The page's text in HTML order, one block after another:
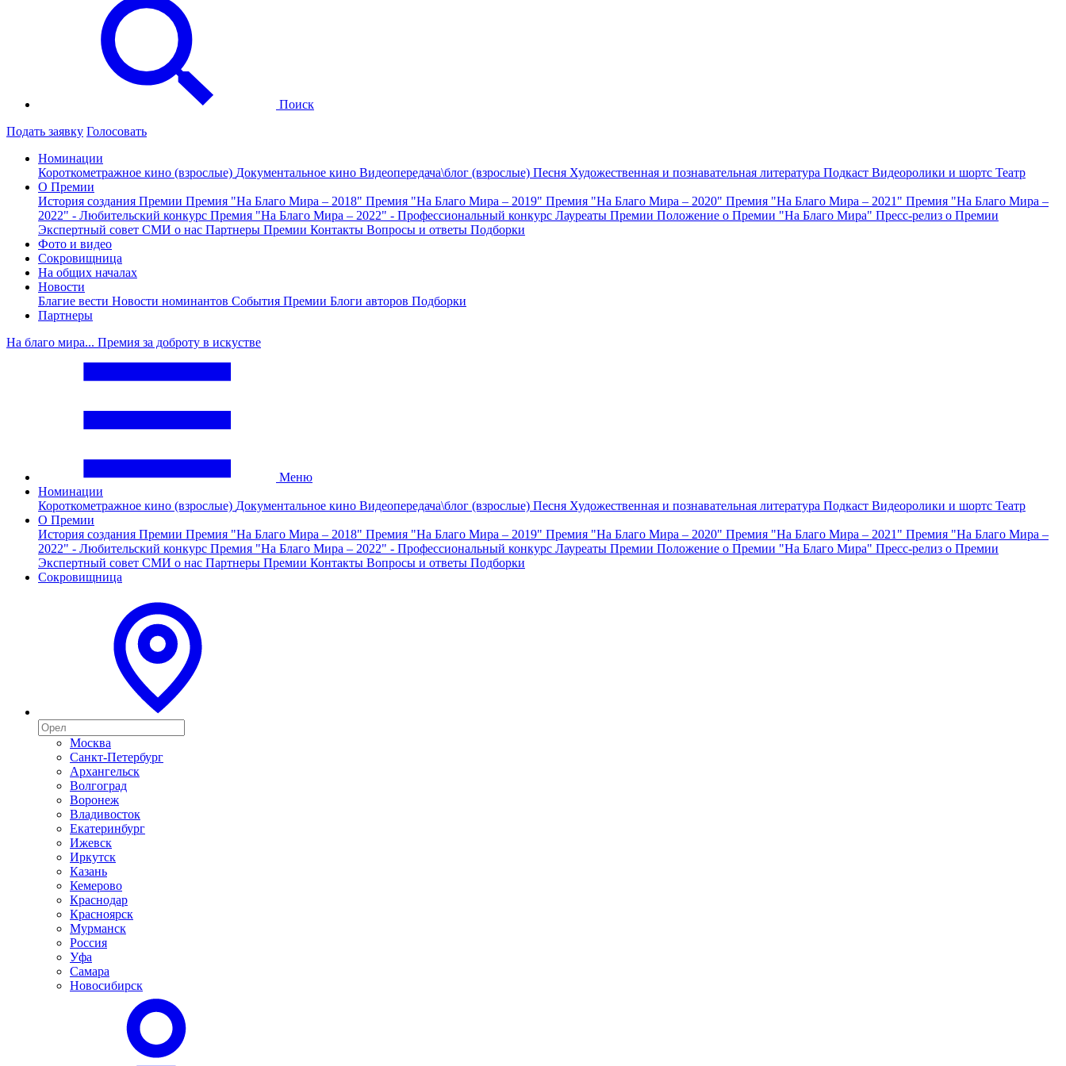
Поиск
Подать заявку Голосовать
Номинации
Короткометражное кино (взрослые) Документальное кино Видеопередача\блог (взрослые) Песня Художественная и познавательная литература Подкаст Видеоролики и шортс Театр
О Премии
История создания Премии Премия "На Благо Мира – 2018" Премия "На Благо Мира – 2019" Премия "На Благо Мира – 2020" Премия "На Благо Мира – 2021" Премия "На Благо Мира –
2022" - Любительский конкурс Премия "На Благо Мира – 2022" - Профессиональный конкурс Лауреаты Премии Положение о Премии "На Благо Мира" Пресс-релиз о Премии
Экспертный совет СМИ о нас Партнеры Премии Контакты Вопросы и ответы Подборки
Фото и видео
Сокровищница
На общих началах
Новости
Благие вести Новости номинантов События Премии Блоги авторов Подборки
Партнеры
На благо мира... Премия за доброту в искустве
Меню
Номинации
Короткометражное кино (взрослые) Документальное кино Видеопередача\блог (взрослые) Песня Художественная и познавательная литература Подкаст Видеоролики и шортс Театр
О Премии
История создания Премии Премия "На Благо Мира – 2018" Премия "На Благо Мира – 2019" Премия "На Благо Мира – 2020" Премия "На Благо Мира – 2021" Премия "На Благо Мира –
2022" - Любительский конкурс Премия "На Благо Мира – 2022" - Профессиональный конкурс Лауреаты Премии Положение о Премии "На Благо Мира" Пресс-релиз о Премии
Экспертный совет СМИ о нас Партнеры Премии Контакты Вопросы и ответы Подборки
Сокровищница
Москва
Санкт-Петербург
Архангельск
Волгоград
Воронеж
Владивосток
Екатеринбург
Ижевск
Иркутск
Казань
Кемерово
Краснодар
Красноярск
Мурманск
Россия
Уфа
Самара
Новосибирск